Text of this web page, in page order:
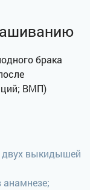
брака
ВМП)
двух выкидышей